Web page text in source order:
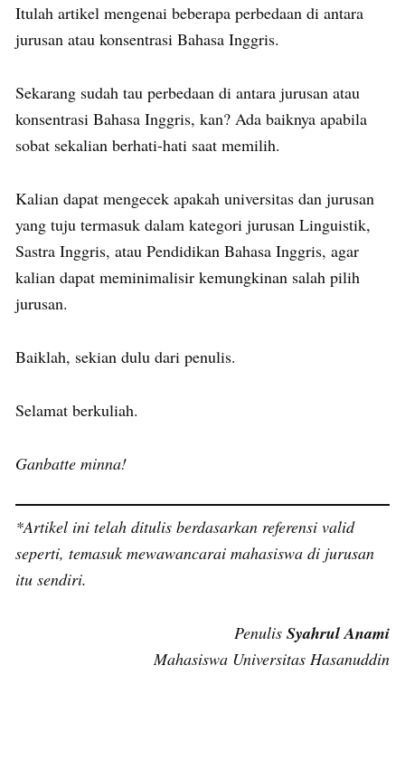
Itulah artikel mengenai beberapa perbedaan di antara
jurusan atau konsentrasi Bahasa Inggris.
Sekarang sudah tau perbedaan di antara jurusan atau
konsentrasi Bahasa Inggris, kan? Ada baiknya apabila
sobat sekalian berhati-hati saat memilih.
Kalian dapat mengecek apakah universitas dan jurusan
yang tuju termasuk dalam kategori jurusan Linguistik,
Sastra Inggris, atau Pendidikan Bahasa Inggris, agar
kalian dapat meminimalisir kemungkinan salah pilih
jurusan.
Baiklah, sekian dulu dari penulis.
Selamat berkuliah.
Ganbatte minna!
*Artikel ini telah ditulis berdasarkan referensi valid
seperti, temasuk mewawancarai mahasiswa di jurusan
itu sendiri.
Penulis Syahrul Anami
Mahasiswa Universitas Hasanuddin